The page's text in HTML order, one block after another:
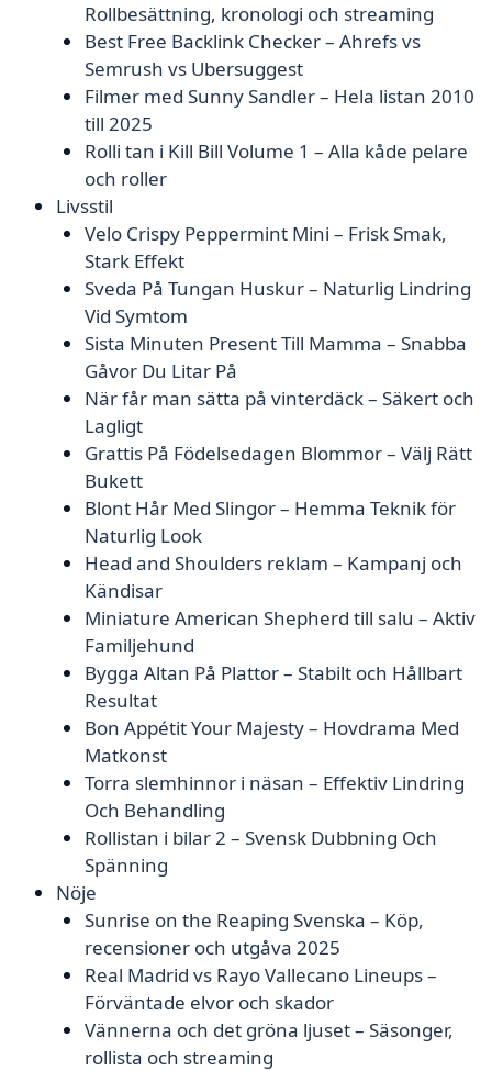
Rollbesättning, kronologi och streaming
Best Free Backlink Checker – Ahrefs vs
Semrush vs Ubersuggest
Filmer med Sunny Sandler – Hela listan 2010
till 2025
Rolli tan i Kill Bill Volume 1 – Alla kåde pelare
och roller
Livsstil
Velo Crispy Peppermint Mini – Frisk Smak,
Stark Effekt
Sveda På Tungan Huskur – Naturlig Lindring
Vid Symtom
Sista Minuten Present Till Mamma – Snabba
Gåvor Du Litar På
När får man sätta på vinterdäck – Säkert och
Lagligt
Grattis På Födelsedagen Blommor – Välj Rätt
Bukett
Blont Hår Med Slingor – Hemma Teknik för
Naturlig Look
Head and Shoulders reklam – Kampanj och
Kändisar
Miniature American Shepherd till salu – Aktiv
Familjehund
Bygga Altan På Plattor – Stabilt och Hållbart
Resultat
Bon Appétit Your Majesty – Hovdrama Med
Matkonst
Torra slemhinnor i näsan – Effektiv Lindring
Och Behandling
Rollistan i bilar 2 – Svensk Dubbning Och
Spänning
Nöje
Sunrise on the Reaping Svenska – Köp,
recensioner och utgåva 2025
Real Madrid vs Rayo Vallecano Lineups –
Förväntade elvor och skador
Vännerna och det gröna ljuset – Säsonger,
rollista och streaming